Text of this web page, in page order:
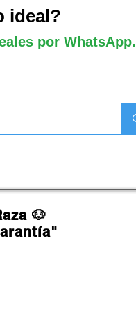
ideal?
por WhatsApp.
🐶